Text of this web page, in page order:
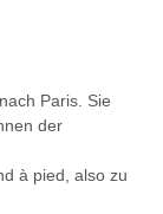
Paris. Sie
der
à pied, also zu